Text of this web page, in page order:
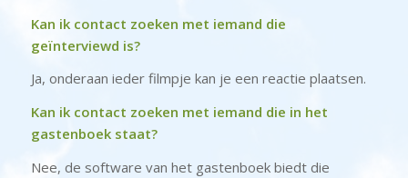
Kan ik contact zoeken met iemand die
geïnterviewd is?
Ja, onderaan ieder filmpje kan je een reactie plaatsen.
Kan ik contact zoeken met iemand die in het
gastenboek staat?
Nee, de software van het gastenboek biedt die